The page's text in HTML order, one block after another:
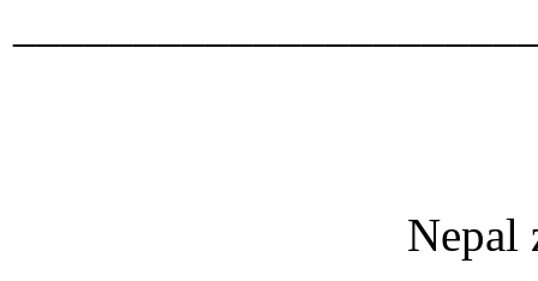
Nepal